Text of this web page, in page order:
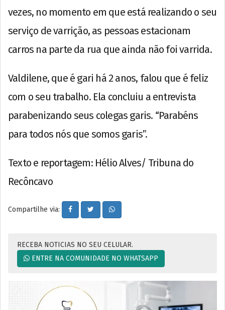
vezes, no momento em que está realizando o seu
serviço de varrição, as pessoas estacionam
carros na parte da rua que ainda não foi varrida.
Valdilene, que é gari há 2 anos, falou que é feliz
com o seu trabalho. Ela concluiu a entrevista
parabenizando seus colegas garis. “Parabéns
para todos nós que somos garis”.
Texto e reportagem: Hélio Alves/ Tribuna do
Recôncavo
Compartilhe via:
RECEBA NOTICIAS NO SEU CELULAR.
ENTRE NA COMUNIDADE NO WHATSAPP